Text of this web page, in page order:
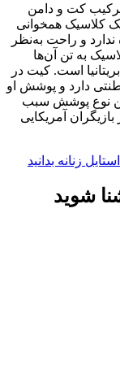
کت و دامن
کلاسیک همخوانی
و راحت به‌نظر
به تن آن‌ها
است. کیت در
دارد و پوشش او
نوع پوشش سبب
آمریکایی
زنانه بدانید
شوید